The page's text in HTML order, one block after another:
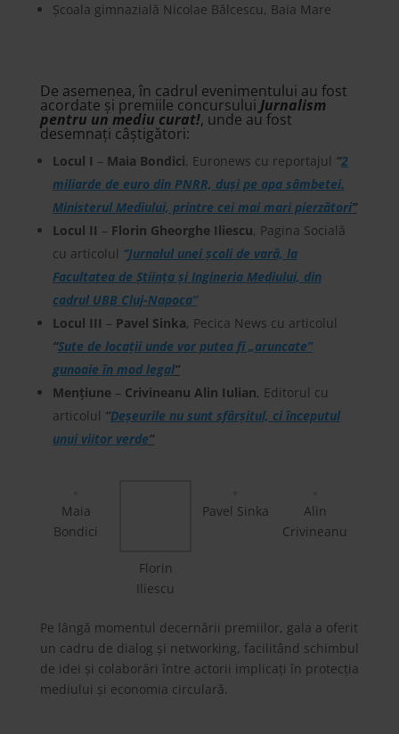
Școala gimnazială Nicolae Bălcescu, Baia Mare
De asemenea, în cadrul evenimentului au fost
acordate şi premiile concursului Jurnalism
pentru un mediu curat!, unde au fost
desemnați câştigǎtori:
Locul I – Maia Bondici, Euronews cu reportajul “2
miliarde de euro din PNRR, duși pe apa sâmbetei.
Ministerul Mediului, printre cei mai mari pierzători”
Locul II – Florin Gheorghe Iliescu, Pagina Socială
cu articolul “Jurnalul unei școli de vară, la
Facultatea de Știința și Ingineria Mediului, din
cadrul UBB Cluj-Napoca”
Locul III – Pavel Sinka, Pecica News cu articolul
“Sute de locaţii unde vor putea fi „aruncate”
gunoaie în mod legal”
Mențiune – Crivineanu Alin Iulian, Editorul cu
articolul “Deșeurile nu sunt sfârșitul, ci începutul
unui viitor verde”
Maia
Bondici
Florin
Iliescu
Pavel Sinka
Alin
Crivineanu
Pe lângă momentul decernării premiilor, gala a oferit
un cadru de dialog și networking, facilitând schimbul
de idei și colaborări între actorii implicați în protecția
mediului și economia circulară.